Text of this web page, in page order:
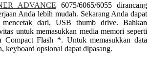
ADVANCE 6075/6065/6055 dirancang
Anda lebih mudah. Sekarang Anda dapat
dari, USB thumb drive. Bahkan
untuk memasukkan media memori seperti
Compact Flash *. Untuk memasukkan data
keyboard opsional dapat dipasang.